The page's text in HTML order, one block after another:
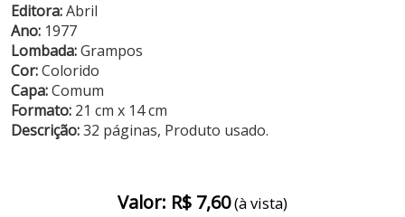
Editora:Abril
Ano: 1977
Lombada:Grampos
Cor:Colorido
Capa:Comum
Formato: 21 cm x 14 cm
Descrição:32 páginas, Produto usado.
Valor: R$ 7,60(à vista)